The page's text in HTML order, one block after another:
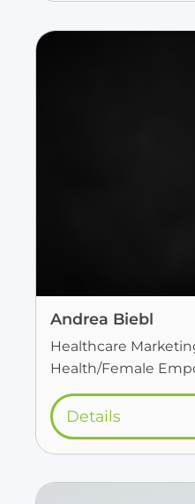
Andrea Biebl
Healthcare
Health/Female
Details